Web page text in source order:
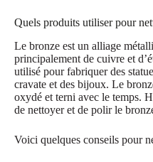
Quels produits utiliser pour
Le bronze est un alliage
principalement de cuivre et
utilisé pour fabriquer des
cravate et des bijoux. Le
oxydé et terni avec le temps.
de nettoyer et de polir le
Voici quelques conseils pour